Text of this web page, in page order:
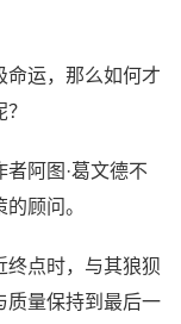
命运，那么如何才
阿图·葛文德不
顾问。
终点时，与其狼狈
质量保持到最后一